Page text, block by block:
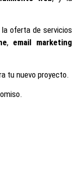
oferta de servicios
, email marketing
tu nuevo proyecto.